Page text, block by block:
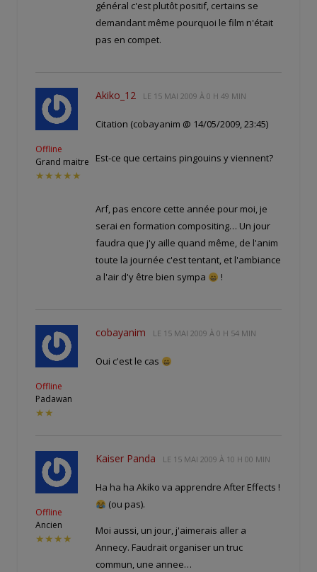
général c'est plutôt positif, certains se
demandant même pourquoi le film n'était
pas en compet.
Offline
Grand maitre
★★★★★
Akiko_12 LE 15 MAI 2009 À 0 H 49 MIN
Citation (cobayanim @ 14/05/2009, 23:45)
Est-ce que certains pingouins y viennent?
Arf, pas encore cette année pour moi, je
serai en formation compositing… Un jour
faudra que j'y aille quand même, de l'anim
toute la journée c'est tentant, et l'ambiance
a l'air d'y être bien sympa
!
Offline
Padawan
★★
cobayanim LE 15 MAI 2009 À 0 H 54 MIN
Oui c'est le cas
Offline
Ancien
★★★★
Kaiser Panda LE 15 MAI 2009 À 10 H 00 MIN
Ha ha ha Akiko va apprendre After Effects !
(ou pas).
Moi aussi, un jour, j'aimerais aller a
Annecy. Faudrait organiser un truc
commun, une annee…